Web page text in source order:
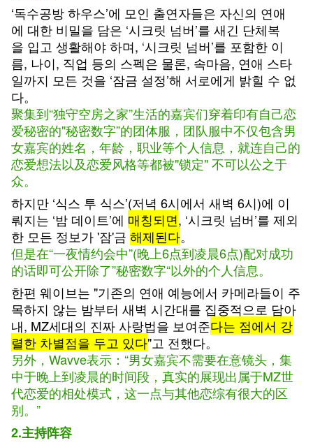
‘독수공방하우스’에 모인 출연자들은 자신의 연애
에 대한 비밀을 담은 ‘시크릿 넘버’를 새긴 단체복
을 입고 생활해야하며, ‘시크릿 넘버’를 포함한 이
름, 나이, 직업 등의 스펙은 물론, 속마음, 연애 스타
일까지 모든 것을 ‘잠금 설정’해 서로에게 밝힐 수 없
다。
聚集到“独守空房之家”生活的嘉宾们穿着印有自己恋
爱秘密的"秘密数字”的团体服，团队服中不仅包含男
女嘉宾的姓名，年龄，职业等个人信息，就连自己的
恋爱想法以及恋爱风格等都被"锁定" 不可以公之于
众。
하지만 ‘식스 투 식스’(저녁 6시에서 새벽 6시)에 이
뤄지는 ‘밤 데이트’에 매칭되면, ‘시크릿 넘버’를 제외
한 모든 정보가'잠'금 해제된다。
但是在“一夜情约会中”(晚上6点到凌晨6点)配对成功
的话即可公开除了”秘密数字“以外的个人信息。
한편 웨이브는 "기존의 연애 예능에서 카메라들이 주
목하지 않는 밤부터 새벽 시간대를 집중적으로 담아
내, MZ세대의 진짜사랑법을 보여준다는 점에서 강
렬한 차별점을 두고 있다"고 전했다。
另外，Wavve表示：“男女嘉宾不需要在意镜头，集
中于晚上到凌晨的时间段，真实的展现出属于MZ世
代恋爱的相处模式，这一点与其他恋综有很大的区
别。”
2.主持阵容